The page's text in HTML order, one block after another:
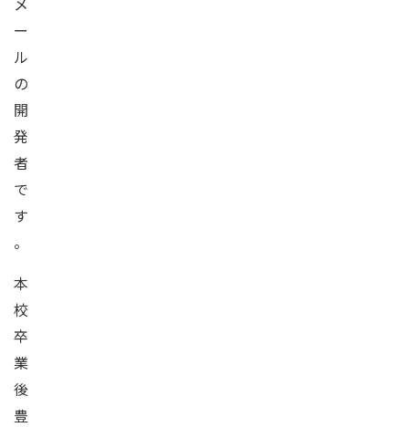
ー
ル
の
開
発
者
で
す
。
本
校
卒
業
後
豊